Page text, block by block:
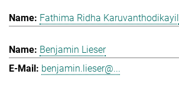
Fathima Ridha Karuvanthodikayil
Benjamin Lieser
benjamin.lieser@...